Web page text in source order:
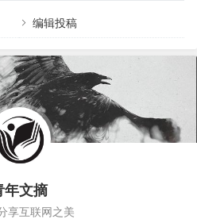
常态。一位老人年轻时梦想成为一
编辑投稿
年文摘
享互联网之美